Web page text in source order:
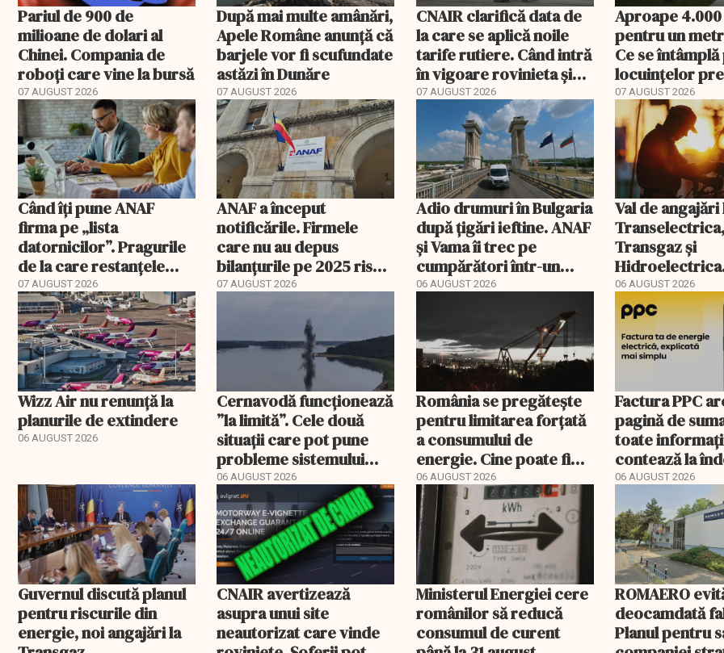
Pariul de 900 de
milioane de dolari al
Chinei. Compania de
roboți care vine la bursă
07 AUGUST 2026
După mai multe amânări,
Apele Române anunță că
barjele vor fi scufundate
astăzi în Dunăre
07 AUGUST 2026
CNAIR clarifică data de
la care se aplică noile
tarife rutiere. Când intră
în vigoare rovinieta și
TollRo
07 AUGUST 2026
Aproape
pentru un
Ce se
locuințelor
07 AUGUST 2026
Când îți pune ANAF
firma pe „lista
datornicilor”. Pragurile
de la care restanțele
devin publice
07 AUGUST 2026
ANAF a început
notificările. Firmele
care nu au depus
bilanțurile pe 2025 riscă
să ajungă inactive fiscal
07 AUGUST 2026
Adio drumuri în Bulgaria
după țigări ieftine. ANAF
și Vama îi trec pe
cumpărători într-un
registru electronic
06 AUGUST 2026
Val de angajări
Transelectrica,
Transgaz și
400 de
06 AUGUST 2026
Wizz Air nu renunță la
planurile de extindere
06 AUGUST 2026
Cernavodă funcționează
”la limită”. Cele două
situații care pot pune
probleme sistemului
energetic
06 AUGUST 2026
România se pregătește
pentru limitarea forțată
a consumului de
energie. Cine poate fi
deconectat
06 AUGUST 2026
Factura PPC
pagină de
toate
contează la
06 AUGUST 2026
Guvernul discută planul
pentru riscurile din
energie, noi angajări la
CNAIR avertizează
asupra unui site
neautorizat care vinde
Ministerul Energiei cere
românilor să reducă
consumul de curent
ROMAERO
deocamdată
Planul pentru